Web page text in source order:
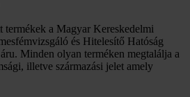
termékek a Magyar Kereskedelmi
és Hitelesítő Hatóság
Minden olyan terméken megtalálja a
illetve származási jelet amely